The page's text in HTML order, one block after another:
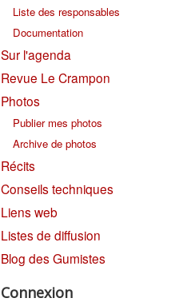
Liste des responsables
Documentation
Sur l'agenda
Revue Le Crampon
Photos
Publier mes photos
Archive de photos
Récits
Conseils techniques
Liens web
Listes de diffusion
Blog des Gumistes
Connexion